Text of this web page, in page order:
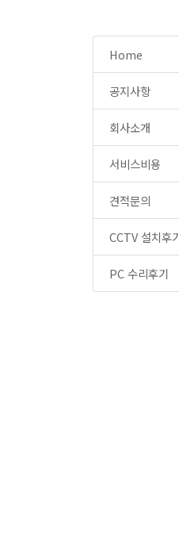
Home
공지사항
회사소개
서비스비용
견적문의
CCTV 설치후
PC 수리후기